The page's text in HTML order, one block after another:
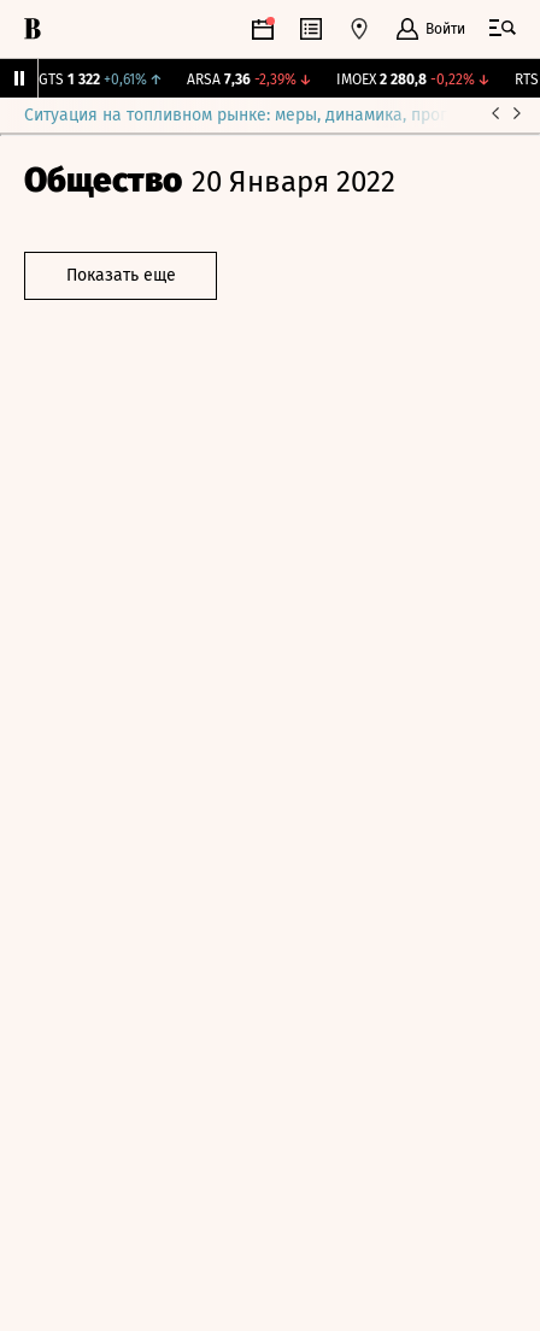
Войти
MGTS 1 322 +0,61% ↑ ARSA 7,36 -2,39%↓ IMOEX 2 280,8 -0,22%↓ RTSI
Ситуация на топливном рынке: меры, динамика, прогнозы
Общество 20 Января 2022
Показать еще